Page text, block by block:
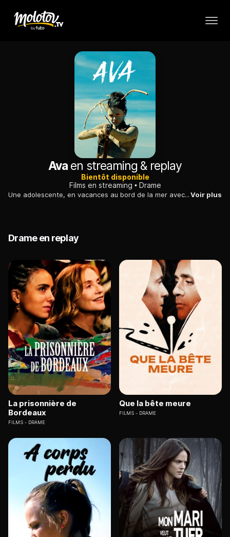
Ava en streaming & replay
Bientôt disponible
Films en streaming
Drame
Une adolescente, en vacances au bord de la mer avec sa mère et qui vit ses premiers émois amoureux, apprend qu'elle va perdre la vue plus rapidement que prévu...Voir plus
Drame en replay
La prisonnière de
Bordeaux
FILMS DRAME
Que la bête meure
FILMS DRAME